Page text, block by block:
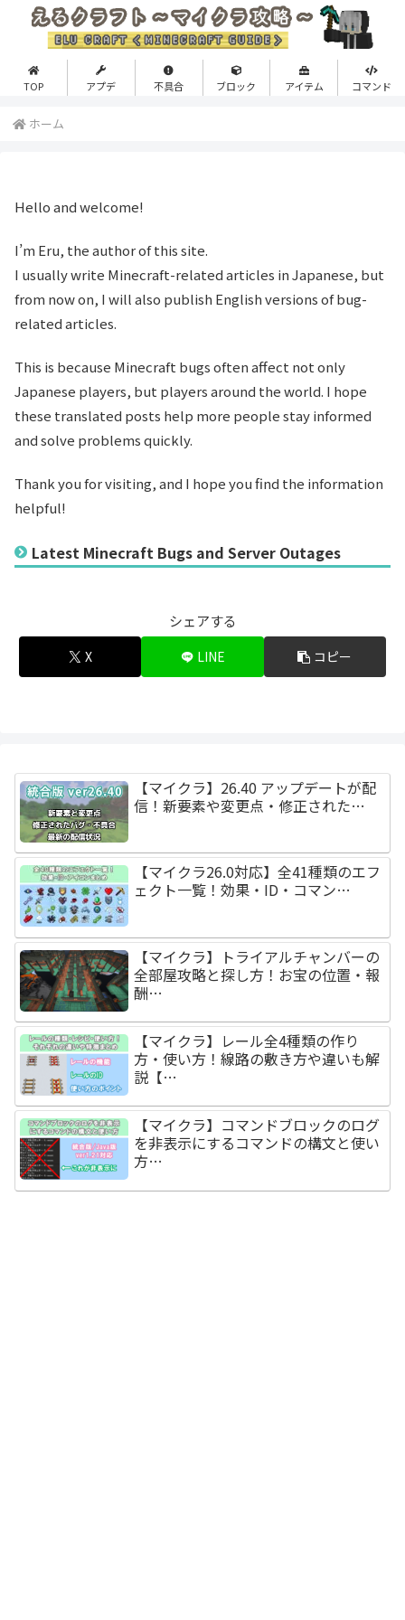
TOP アプデ 不具合 ブロック アイテム コマンド
ホーム
Hello and welcome!
I’m Eru, the author of this site.
I usually write Minecraft-related articles in Japanese, but
from now on, I will also publish English versions of bug-
related articles.
This is because Minecraft bugs often affect not only
Japanese players, but players around the world. I hope
these translated posts help more people stay informed
and solve problems quickly.
Thank you for visiting, and I hope you find the information
helpful!
Latest Minecraft Bugs and Server Outages
シェアする
X LINE コピー
【マイクラ】26.40 アップデートが配
信！新要素や変更点・修正された…
【マイクラ26.0対応】全41種類のエフ
ェクト一覧！効果・ID・コマン…
【マイクラ】トライアルチャンバーの
全部屋攻略と探し方！お宝の位置・報
酬…
【マイクラ】レール全4種類の作り
方・使い方！線路の敷き方や違いも解
説【…
【マイクラ】コマンドブロックのログ
を非表示にするコマンドの構文と使い
方…